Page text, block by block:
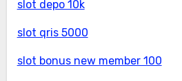
slot depo 10k
slot qris 5000
slot bonus new member 100